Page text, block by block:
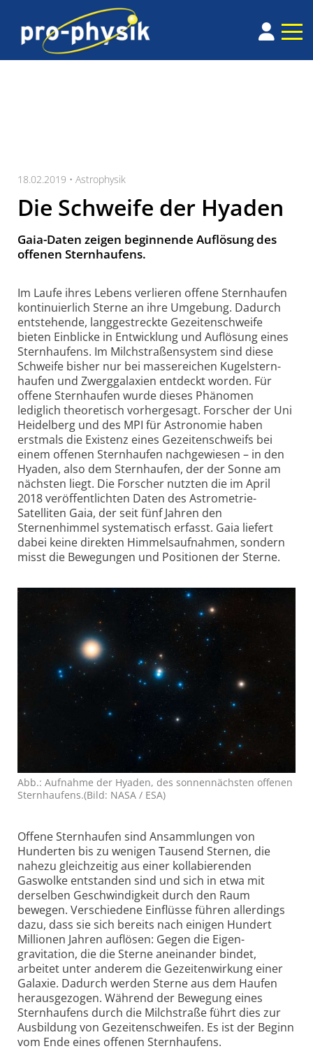
18.02.2019 • Astrophysik
Die Schweife der Hyaden
Gaia-Daten zeigen beginnende Auflösung des
offenen Sternhaufens.
Im Laufe ihres Lebens verlieren offene Sternhaufen
kontinuierlich Sterne an ihre Umgebung. Dadurch
entstehende, lang­gestreckte Gezeiten­schweife
bieten Einblicke in Entwicklung und Auflösung eines
Sternhaufens. Im Milch­straßen­system sind diese
Schweife bisher nur bei masse­reichen Kugel­stern­
haufen und Zwerg­galaxien entdeckt worden. Für
offene Stern­haufen wurde dieses Phänomen
lediglich theoretisch vorher­gesagt. Forscher der Uni
Heidelberg und des MPI für Astronomie haben
erstmals die Existenz eines Gezeiten­schweifs bei
einem offenen Stern­haufen nach­gewiesen – in den
Hyaden, also dem Stern­haufen, der der Sonne am
nächsten liegt. Die Forscher nutzten die im April
2018 veröffent­lichten Daten des Astrometrie-
Satelliten Gaia, der seit fünf Jahren den
Sternenhimmel systematisch erfasst. Gaia liefert
dabei keine direkten Himmels­aufnahmen, sondern
misst die Bewegungen und Positionen der Sterne.
Abb.: Aufnahme der Hyaden, des sonnennächsten offenen
Sternhaufens.(Bild: NASA / ESA)
Offene Sternhaufen sind Ansammlungen von
Hunderten bis zu wenigen Tausend Sternen, die
nahezu gleich­zeitig aus einer kollabie­renden
Gaswolke entstanden sind und sich in etwa mit
derselben Geschwindigkeit durch den Raum
bewegen. Verschiedene Einflüsse führen allerdings
dazu, dass sie sich bereits nach einigen Hundert
Millionen Jahren auflösen: Gegen die Eigen­
gravitation, die die Sterne aneinander bindet,
arbeitet unter anderem die Gezeiten­wirkung einer
Galaxie. Dadurch werden Sterne aus dem Haufen
heraus­gezogen. Während der Bewegung eines
Stern­haufens durch die Milchstraße führt dies zur
Ausbildung von Gezeiten­schweifen. Es ist der Beginn
vom Ende eines offenen Sternhaufens.